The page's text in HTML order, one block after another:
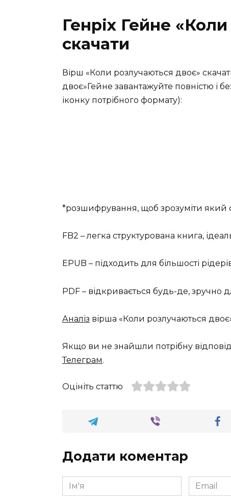
Генріх Гейне
скачати
Вірш «Коли розлучаються двоє»
двоє»Гейне завантажуйте повністю і
іконку потрібного формату):
*розшифрування, щоб зрозуміти який
FB2 – легка структурована книга,
EPUB – підходить для більшості
PDF – відкривається будь-де, зручно
Аналіз вірша «Коли розлучаються
Якщо ви не знайшли потрібну
Телеграм.
Оцініть статтю
Додати коментар
Ім'я
*
Email
*